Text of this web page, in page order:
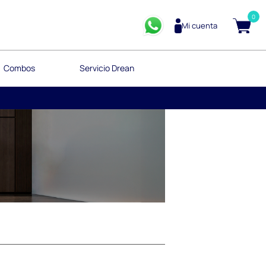
Mi cuenta
0
Combos Servicio Drean